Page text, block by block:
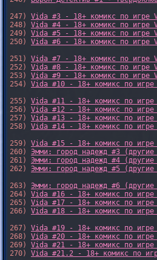
247) Vida #3 - 18+ комикс по игре
248) Vida #4 - 18+ комикс по игре
249) Vida #5 - 18+ комикс по игре
250) Vida #6 - 18+ комикс по игре
251) Vida #7 - 18+ комикс по игре
252) Vida #8 - 18+ комикс по игре
253) Vida #9 - 18+ комикс по игре
254) Vida #10 - 18+ комикс по игре
255) Vida #11 - 18+ комикс по игре
256) Vida #12 - 18+ комикс по игре
257) Vida #13 - 18+ комикс по игре
258) Vida #14 - 18+ комикс по игре
259) Vida #15 - 18+ комикс по игре
260) Эмми: город надежд #3
261) Эмми: город надежд #4
262) Эмми: город надежд #5
263) Эмми: город надежд #6
264) Vida #16 - 18+ комикс по игре
265) Vida #17 - 18+ комикс по игре
266) Vida #18 - 18+ комикс по игре
267) Vida #19 - 18+ комикс по игре
268) Vida #20 - 18+ комикс по игре
269) Vida #21 - 18+ комикс по игре
270) Vida #21.2 - 18+ комикс по